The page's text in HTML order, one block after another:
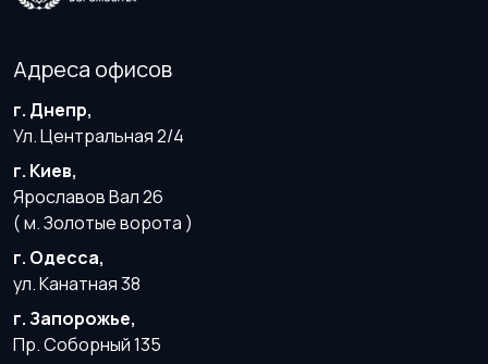
Адреса офисов
г. Днепр,
Ул. Центральная 2/4
г. Киев,
Ярославов Вал 26
( м. Золотые ворота )
г. Одесса,
ул. Канатная 38
г. Запорожье,
Пр. Соборный 135